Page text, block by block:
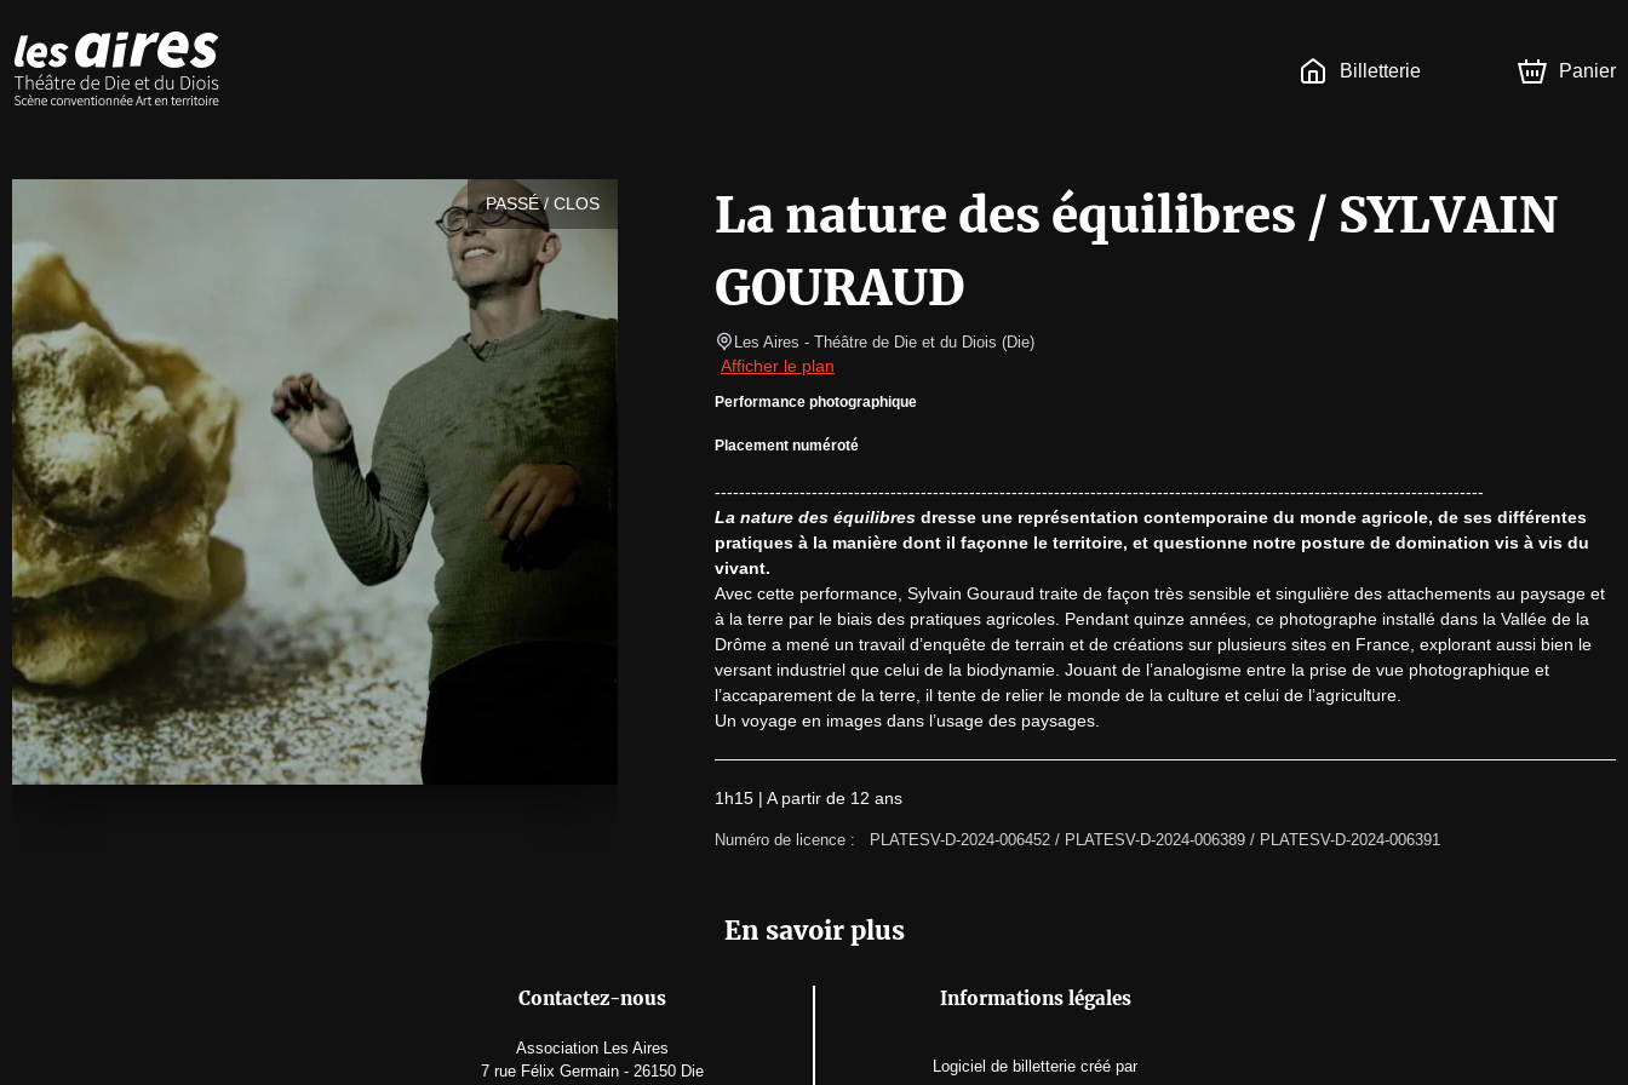
Billetterie Panier
PASSÉ / CLOS
La nature des équilibres / SYLVAIN
GOURAUD
Les Aires - Théâtre de Die et du Diois (Die)
Afficher le plan
Performance photographique
Placement numéroté
La nature des équilibres dresse une représentation contemporaine du monde agricole, de ses différentes
pratiques à la manière dont il façonne le territoire, et questionne notre posture de domination vis à vis du
vivant.
Avec cette performance, Sylvain Gouraud traite de façon très sensible et singulière des attachements au paysage et
à la terre par le biais des pratiques agricoles. Pendant quinze années, ce photographe installé dans la Vallée de la
Drôme a mené un travail d’enquête de terrain et de créations sur plusieurs sites en France, explorant aussi bien le
versant industriel que celui de la biodynamie. Jouant de l’analogisme entre la prise de vue photographique et
l’accaparement de la terre, il tente de relier le monde de la culture et celui de l’agriculture.
Un voyage en images dans l’usage des paysages.
1h15 | A partir de 12 ans
Numéro de licence :   PLATESV-D-2024-006452 / PLATESV-D-2024-006389 / PLATESV-D-2024-006391
En savoir plus
Contactez-nous
Association Les Aires
7 rue Félix Germain - 26150 Die
Informations légales
Logiciel de billetterie créé par